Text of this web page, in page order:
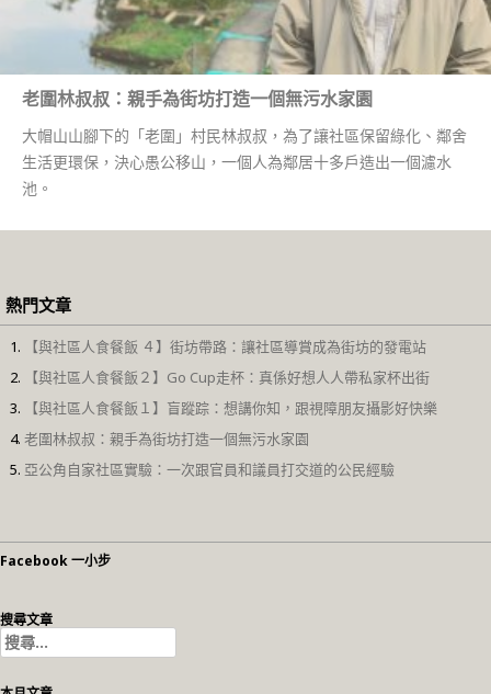
老圍林叔叔：親手為街坊打造一個無污水家園
大帽山山腳下的「老圍」村民林叔叔，為了讓社區保留綠化、鄰舍
生活更環保，決心愚公移山，一個人為鄰居十多戶造出一個濾水
池。
熱門文章
【與社區人食餐飯 ４】街坊帶路：讓社區導賞成為街坊的發電站
【與社區人食餐飯２】Go Cup走杯：真係好想人人帶私家杯出街
【與社區人食餐飯１】盲蹤踪：想講你知，跟視障朋友攝影好快樂
老圍林叔叔：親手為街坊打造一個無污水家園
亞公角自家社區實驗：一次跟官員和議員打交道的公民經驗
Facebook 一小步
搜尋文章
搜
尋
關